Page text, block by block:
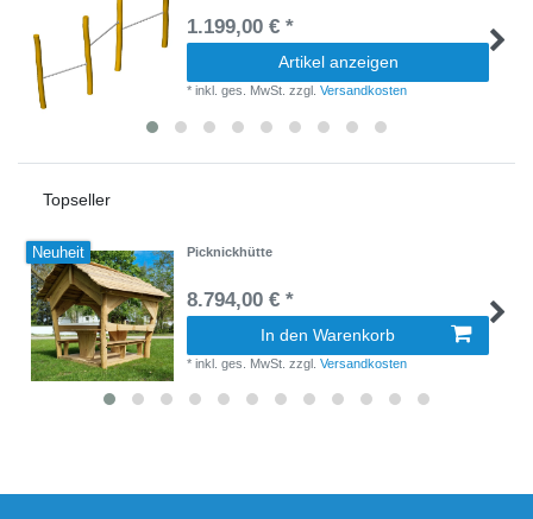
1.199,00 € *
Artikel anzeigen
*inkl. ges. MwSt. zzgl.Versandkosten
Topseller
Neuheit Picknickhütte
8.794,00 € *
In den Warenkorb
*inkl. ges. MwSt. zzgl.Versandkosten